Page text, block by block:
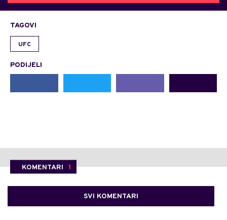
TAGOVI
UFC
PODIJELI
KOMENTARI 1
SVI KOMENTARI